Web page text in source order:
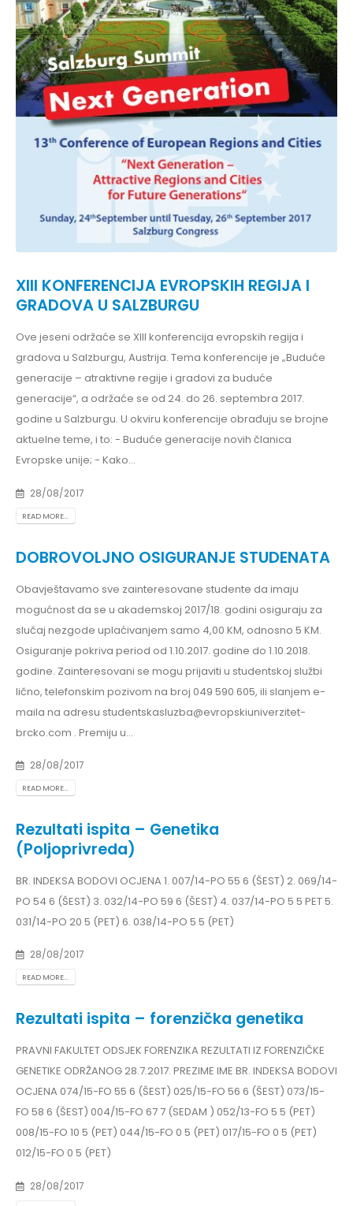
XIII KONFERENCIJA EVROPSKIH REGIJA I
GRADOVA U SALZBURGU
Ove jeseni održaće se XIII konferencija evropskih regija i
gradova u Salzburgu, Austrija. Tema konferencije je „Buduće
generacije – atraktivne regije i gradovi za buduće
generacije“, a održaće se od 24. do 26. septembra 2017.
godine u Salzburgu. U okviru konferencije obrađuju se brojne
aktuelne teme, i to: - Buduće generacije novih članica
Evropske unije; - Kako...
28/08/2017
READ MORE...
DOBROVOLJNO OSIGURANJE STUDENATA
Obavještavamo sve zainteresovane studente da imaju
mogućnost da se u akademskoj 2017/18. godini osiguraju za
slučaj nezgode uplaćivanjem samo 4,00 KM, odnosno 5 KM.
Osiguranje pokriva period od 1.10.2017. godine do 1.10.2018.
godine. Zainteresovani se mogu prijaviti u studentskoj službi
lično, telefonskim pozivom na broj 049 590 605, ili slanjem e-
maila na adresu studentskasluzba@evropskiuniverzitet-
brcko.com . Premiju u...
28/08/2017
READ MORE...
Rezultati ispita – Genetika
(Poljoprivreda)
BR. INDEKSA BODOVI OCJENA 1. 007/14-PO 55 6 (ŠEST) 2. 069/14-
PO 54 6 (ŠEST) 3. 032/14-PO 59 6 (ŠEST) 4. 037/14-PO 5 5 PET 5.
031/14-PO 20 5 (PET) 6. 038/14-PO 5 5 (PET)
28/08/2017
READ MORE...
Rezultati ispita – forenzička genetika
PRAVNI FAKULTET ODSJEK FORENZIKA REZULTATI IZ FORENZIČKE
GENETIKE ODRŽANOG 28.7.2017. PREZIME IME BR. INDEKSA BODOVI
OCJENA 074/15-FO 55 6 (ŠEST) 025/15-FO 56 6 (ŠEST) 073/15-
FO 58 6 (ŠEST) 004/15-FO 67 7 (SEDAM ) 052/13-FO 5 5 (PET)
008/15-FO 10 5 (PET) 044/15-FO 0 5 (PET) 017/15-FO 0 5 (PET)
012/15-FO 0 5 (PET)
28/08/2017